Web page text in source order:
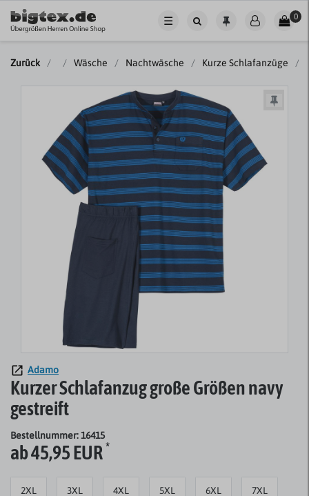
☰ 0
Zurück Wäsche Nachtwäsche Kurze Schlafanzüge
Adamo
Kurzer Schlafanzug große Größen navy
gestreift
Bestellnummer: 16415
ab 45,95 EUR*
2XL 3XL 4XL 5XL 6XL 7XL